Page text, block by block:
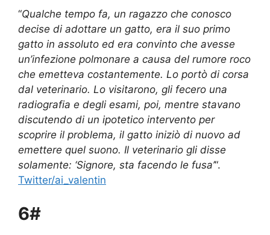
“Qualche tempo fa, un ragazzo che conosco
decise di adottare un gatto, era il suo primo
gatto in assoluto ed era convinto che avesse
un’infezione polmonare a causa del rumore roco
che emetteva costantemente. Lo portò di corsa
dal veterinario. Lo visitarono, gli fecero una
radiografia e degli esami, poi, mentre stavano
discutendo di un ipotetico intervento per
scoprire il problema, il gatto iniziò di nuovo ad
emettere quel suono. Il veterinario gli disse
solamente: ‘Signore, sta facendo le fusa’“.
Twitter/ai_valentin
6#